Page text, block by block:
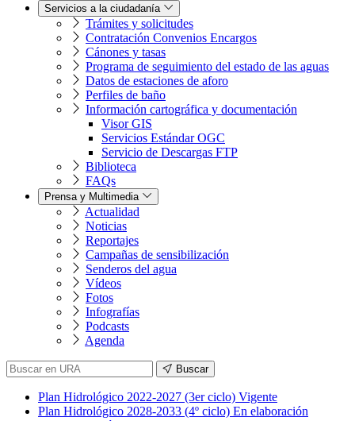
Servicios a la ciudadanía
Trámites y solicitudes
Contratación Convenios Encargos
Cánones y tasas
Programa de seguimiento del estado de las aguas
Datos de estaciones de aforo
Perfiles de baño
Información cartográfica y documentación
Visor GIS
Servicios Estándar OGC
Servicio de Descargas FTP
Biblioteca
FAQs
Prensa y Multimedia
Actualidad
Noticias
Reportajes
Campañas de sensibilización
Senderos del agua
Vídeos
Fotos
Infografías
Podcasts
Agenda
Buscar
Plan Hidrológico 2022-2027 (3er ciclo) Vigente
Plan Hidrológico 2028-2033 (4º ciclo) En elaboración